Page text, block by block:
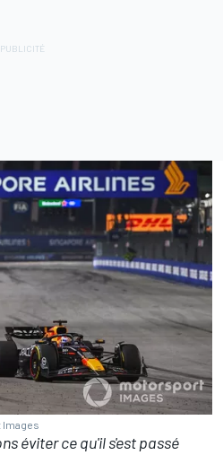
Images
éviter ce qu'il s'est passé